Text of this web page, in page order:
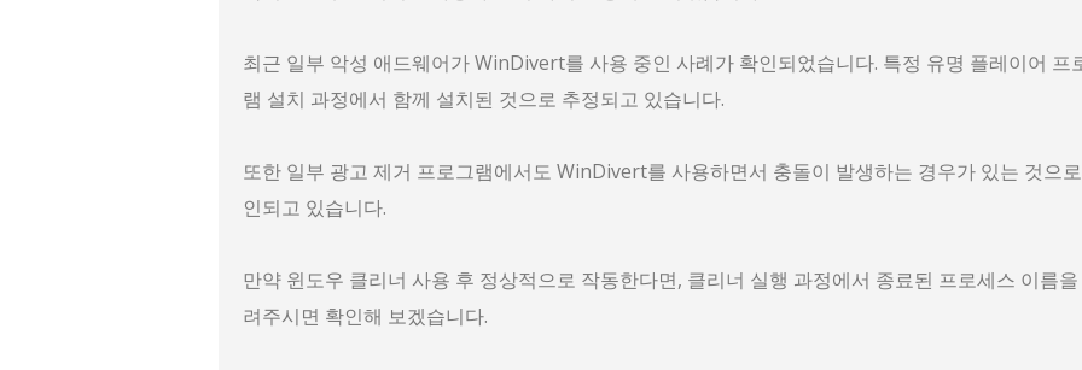
최근 일부 악성 애드웨어가 WinDivert를 사용 중인 사례가 확인되었습니다. 특정 유명 플레이어 프
램 설치 과정에서 함께 설치된 것으로 추정되고 있습니다.
또한 일부 광고 제거 프로그램에서도 WinDivert를 사용하면서 충돌이 발생하는 경우가 있는 것으
인되고 있습니다.
만약 윈도우 클리너 사용 후 정상적으로 작동한다면, 클리너 실행 과정에서 종료된 프로세스 이름
려주시면 확인해 보겠습니다.